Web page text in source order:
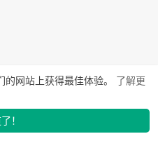
网站上获得最佳体验。 了解更
！